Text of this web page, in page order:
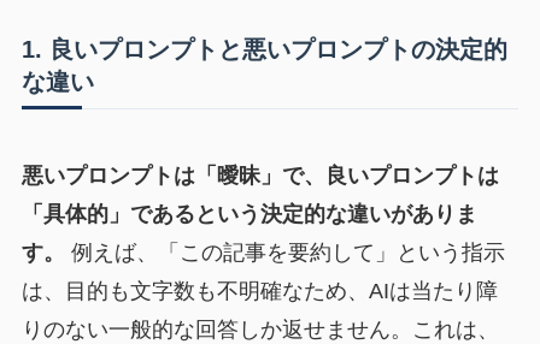
1. 良いプロンプトと悪いプロンプトの決定的
な違い
悪いプロンプトは「曖昧」で、良いプロンプトは
「具体的」であるという決定的な違いがありま
す。
例えば、「この記事を要約して」という指示
は、目的も文字数も不明確なため、AIは当たり障
りのない一般的な回答しか返せません。これは、